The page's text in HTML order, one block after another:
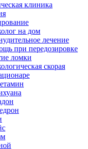
клиника
на дом
лечение
при передозировке
ломки
скорая